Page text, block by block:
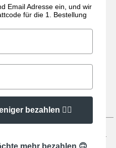
-
Richtlinie-Site Map Copyright 2026
Email Adresse ein, und wir
für die 1. Bestellung
bezahlen 👍🏼
mehr bezahlen 🙃